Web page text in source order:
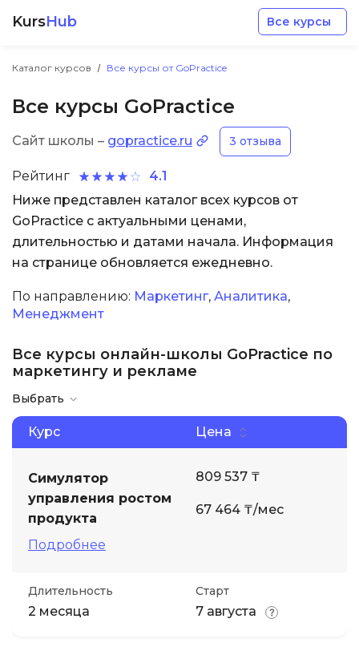
KursHub Все курсы
Каталог курсов Все курсы от GoPractice
Все курсы GoPractice
Сайт школы – gopractice.ru 3 отзыва
Рейтинг
4.1
Ниже представлен каталог всех курсов от
GoPractice с актуальными ценами,
длительностью и датами начала. Информация
на странице обновляется ежедневно.
По направлению: Маркетинг, Аналитика,
Менеджмент
Все курсы онлайн-школы GoPractice по
маркетингу и рекламе
Выбрать
Курс Цена
Симулятор
управления ростом
продукта
Подробнее
809 537 ₸
67 464 ₸/мес
Длительность
2 месяца
Старт
7 августа
Разработка
Маркетинг
Дизайн
Аналитика
Менеджмент
Иностранные языки
Soft Skills
ДПО